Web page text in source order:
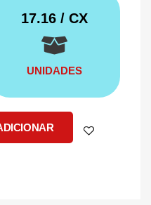
17.16/ CX
UNIDADES